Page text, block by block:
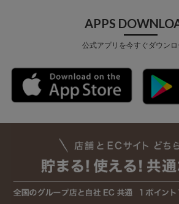
APPS
公式アプリを今すぐダウンロ